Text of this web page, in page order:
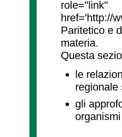
role="link"
href='http://
Paritetico e
materia.
Questa
le
regionale
gli